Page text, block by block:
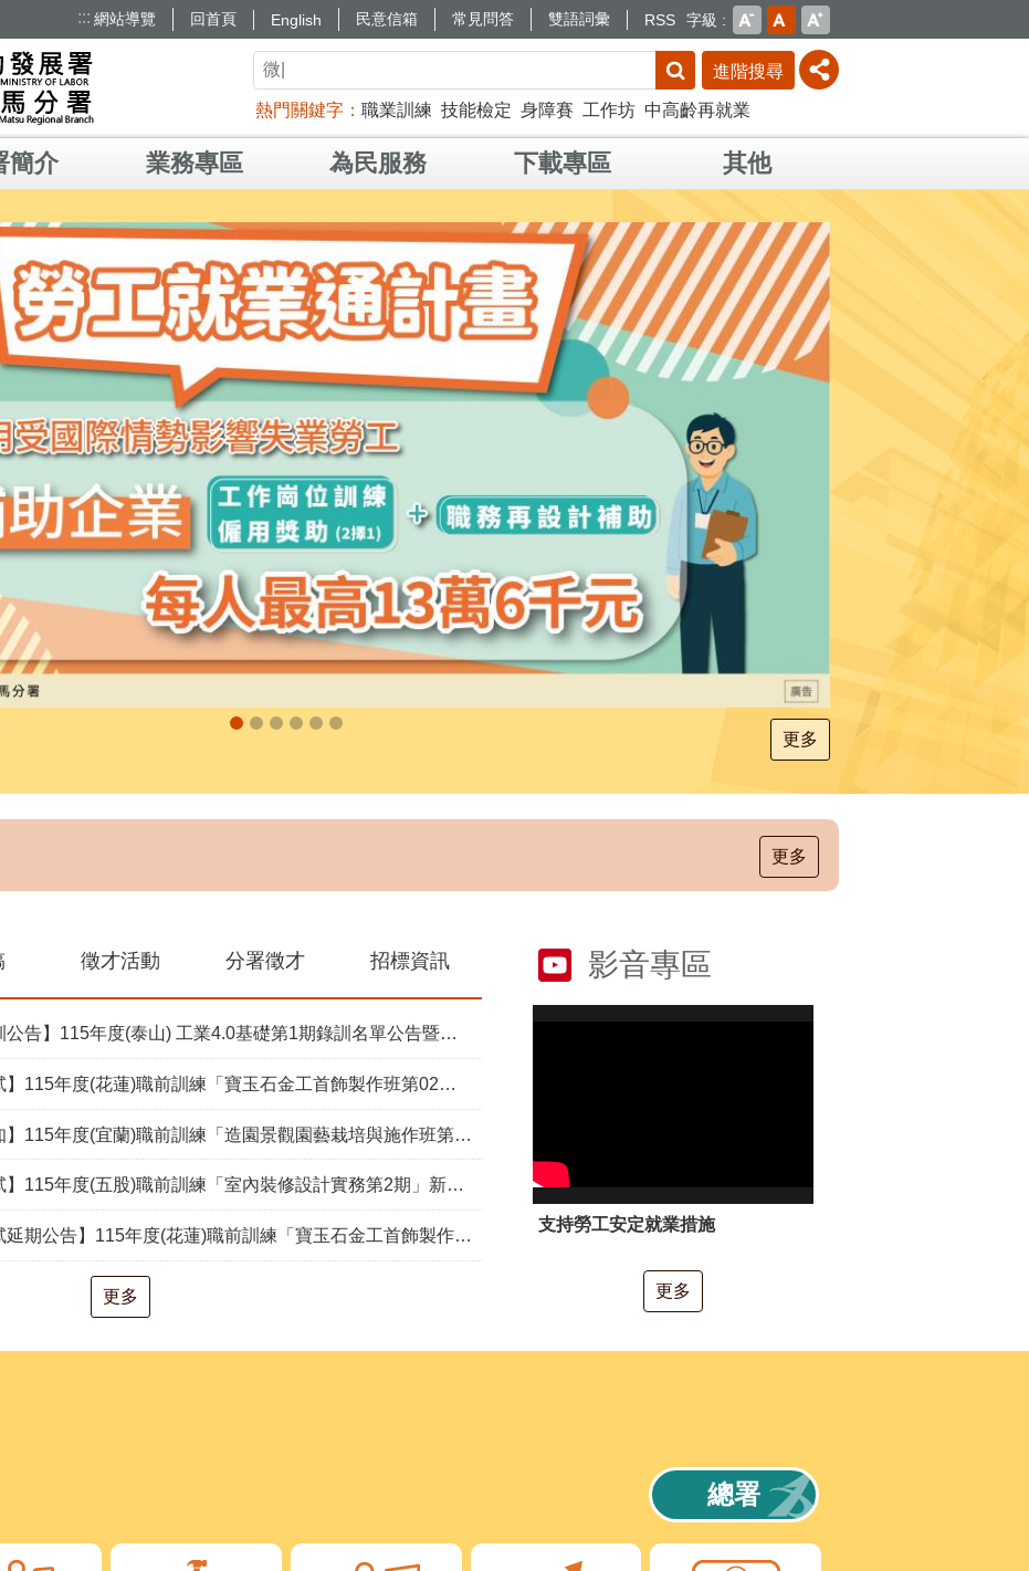
::: 網站導覽 回首頁 English 民意信箱 常見問答 雙語詞彙 RSS 字級
進階搜尋
熱門關鍵字 職業訓練 技能檢定 身障賽 工作坊 中高齡再就業
簡介 業務專區 為民服務 下載專區 其他
更多
更多
徵才活動 分署徵才 招標資訊
告】115年度(泰山) 工業4.0基礎第1期錄訓名單公告暨新生報到通知單
年度(花蓮)職前訓練「寶玉石金工首飾製作班第02期」新生甄試通知單暨注意事項
年度(宜蘭)職前訓練「造園景觀園藝栽培與施作班第2期」甄試通知單暨注意事項
年度(五股)職前訓練「室內裝修設計實務第2期」新生甄試通知單暨注意事項
】115年度(花蓮)職前訓練「寶玉石金工首飾製作班第02期」報名延長至8/18及甄試、開訓、結訓相關期程公告
更多
影音專區
支持勞工安定就業措施
更多
總署